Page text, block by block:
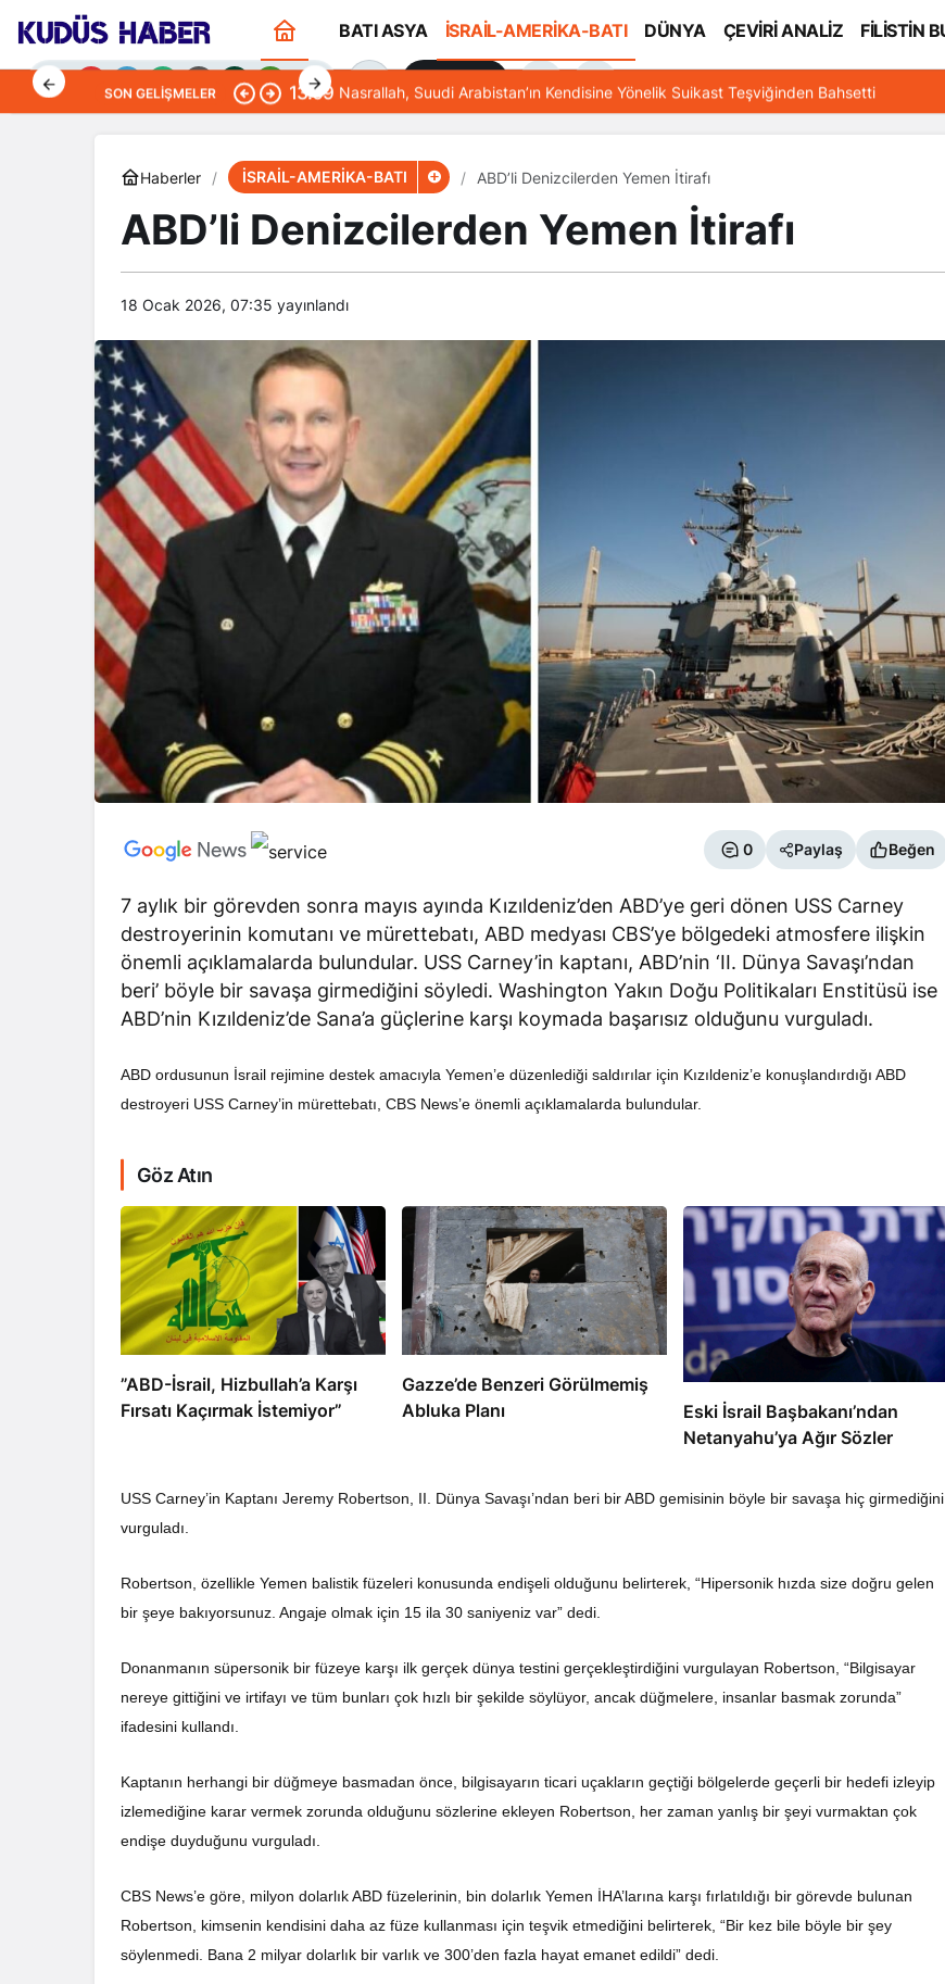
BATI ASYA İSRAİL-AMERİKA-BATI DÜNYA ÇEVİRİ ANALİZ FİLİSTİN
Gündüz Modu
Gece modunu seçin.
Sistem Modu
Sistem modunu seçin.
SON GELIŞMELER 13:09 Nasrallah, Suudi Arabistan’ın Kendisine Yönelik Suikast Teşviğinden Bahsetti
Haberler İSRAİL-AMERİKA-BATI ABD’li Denizcilerden Yemen İtirafı
ABD’li Denizcilerden Yemen İtirafı
18 Ocak 2026, 07:35 yayınlandı
0 Paylaş Beğen
7 aylık bir görevden sonra mayıs ayında Kızıldeniz’den ABD’ye geri dönen USS Carney
destroyerinin komutanı ve mürettebatı, ABD medyası CBS’ye bölgedeki atmosfere ilişkin
önemli açıklamalarda bulundular. USS Carney’in kaptanı, ABD’nin ‘II. Dünya Savaşı’ndan
beri’ böyle bir savaşa girmediğini söyledi. Washington Yakın Doğu Politikaları Enstitüsü ise
ABD’nin Kızıldeniz’de Sana’a güçlerine karşı koymada başarısız olduğunu vurguladı.
ABD ordusunun İsrail rejimine destek amacıyla Yemen’e düzenlediği saldırılar için Kızıldeniz’e konuşlandırdığı ABD
destroyeri USS Carney’in mürettebatı, CBS News’e önemli açıklamalarda bulundular.
Göz Atın
​​​​​​​”ABD-İsrail, Hizbullah’a Karşı
Fırsatı Kaçırmak İstemiyor”
​​​​​​​Gazze’de Benzeri Görülmemiş
Abluka Planı
Eski İsrail Başbakanı’ndan
Netanyahu’ya Ağır Sözler
USS Carney’in Kaptanı Jeremy Robertson, II. Dünya Savaşı’ndan beri bir ABD gemisinin böyle bir savaşa hiç girmediğini
vurguladı.
Robertson, özellikle Yemen balistik füzeleri konusunda endişeli olduğunu belirterek, “Hipersonik hızda size doğru gelen
bir şeye bakıyorsunuz. Angaje olmak için 15 ila 30 saniyeniz var” dedi.
Donanmanın süpersonik bir füzeye karşı ilk gerçek dünya testini gerçekleştirdiğini vurgulayan Robertson, “Bilgisayar
nereye gittiğini ve irtifayı ve tüm bunları çok hızlı bir şekilde söylüyor, ancak düğmelere, insanlar basmak zorunda”
ifadesini kullandı.
Kaptanın herhangi bir düğmeye basmadan önce, bilgisayarın ticari uçakların geçtiği bölgelerde geçerli bir hedefi izleyip
izlemediğine karar vermek zorunda olduğunu sözlerine ekleyen Robertson, her zaman yanlış bir şeyi vurmaktan çok
endişe duyduğunu vurguladı.
CBS News’e göre, milyon dolarlık ABD füzelerinin, bin dolarlık Yemen İHA’larına karşı fırlatıldığı bir görevde bulunan
Robertson, kimsenin kendisini daha az füze kullanması için teşvik etmediğini belirterek, “Bir kez bile böyle bir şey
söylenmedi. Bana 2 milyar dolarlık bir varlık ve 300’den fazla hayat emanet edildi” dedi.
Abbas’ı Devirmeye mi Çalışıyor?
yıldır Tutuklu